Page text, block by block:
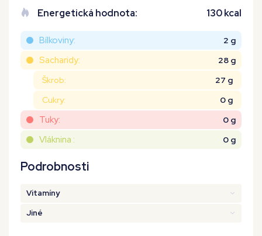
Energetická hodnota: 130 kcal
Bílkoviny: 2 g
Sacharidy:
28 g
Škrob:
27 g
Cukry:
0 g
Tuky: 0 g
Vláknina : 0 g
Podrobnosti
Vitamíny
Jiné